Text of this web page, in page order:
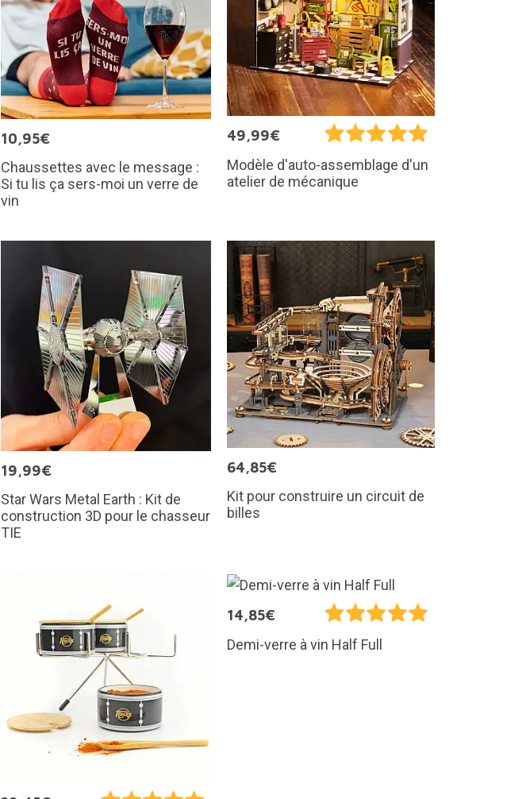
10,95€
Chaussettes avec le message :
Si tu lis ça sers-moi un verre de
vin
49,99€
Modèle d'auto-assemblage d'un
atelier de mécanique
19,99€
Star Wars Metal Earth : Kit de
construction 3D pour le chasseur
TIE
64,85€
Kit pour construire un circuit de
billes
14,85€
Demi-verre à vin Half Full